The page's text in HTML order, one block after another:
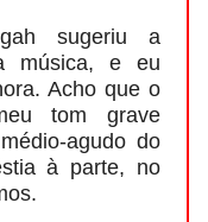
sugeriu a
música, e eu
Acho que o
tom grave
agudo do
à parte, no